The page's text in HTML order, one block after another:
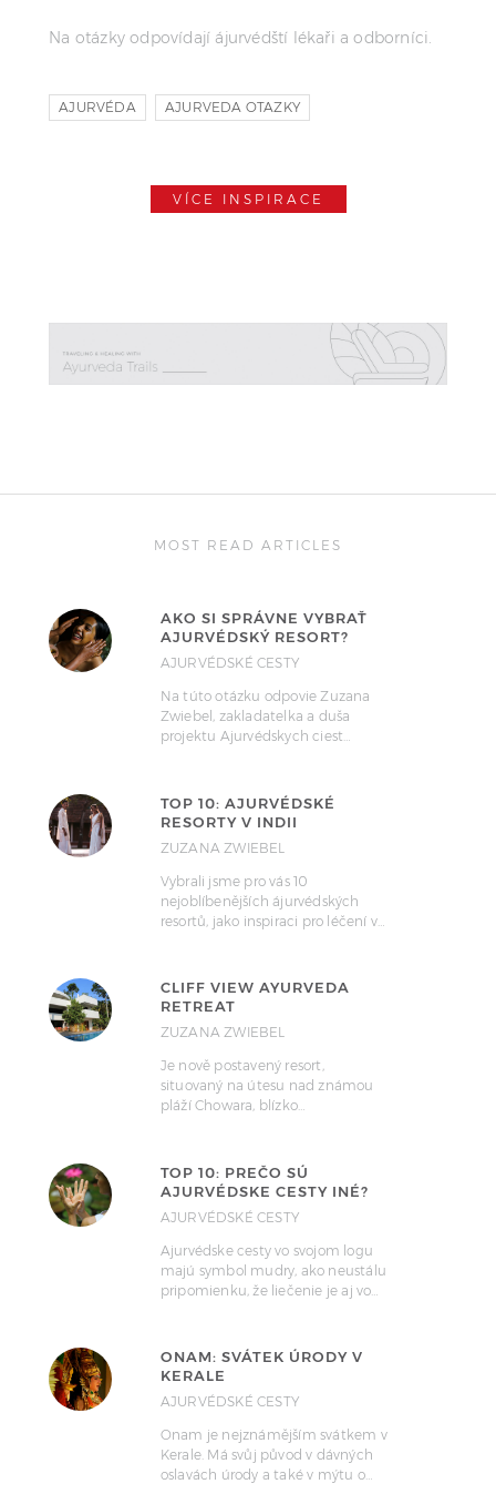
Na otázky odpovídají ájurvédští lékaři a odborníci.
AJURVÉDA AJURVEDA OTAZKY
VÍCE INSPIRACE
MOST READ ARTICLES
AKO SI SPRÁVNE VYBRAŤ
AJURVÉDSKÝ RESORT?
AJURVÉDSKÉ CESTY
Na túto otázku odpovie Zuzana
Zwiebel, zakladatelka a duša
projektu Ajurvédskych ciest…
TOP 10: AJURVÉDSKÉ
RESORTY V INDII
ZUZANA ZWIEBEL
Vybrali jsme pro vás 10
nejoblíbenějších ájurvédských
resortů, jako inspiraci pro léčení v…
CLIFF VIEW AYURVEDA
RETREAT
ZUZANA ZWIEBEL
Je nově postavený resort,
situovaný na útesu nad známou
pláží Chowara, blízko…
TOP 10: PREČO SÚ
AJURVÉDSKE CESTY INÉ?
AJURVÉDSKÉ CESTY
Ajurvédske cesty vo svojom logu
majú symbol mudry, ako neustálu
pripomienku, že liečenie je aj vo…
ONAM: SVÁTEK ÚRODY V
KERALE
AJURVÉDSKÉ CESTY
Onam je nejznámějším svátkem v
Kerale. Má svůj původ v dávných
oslavách úrody a také v mýtu o…